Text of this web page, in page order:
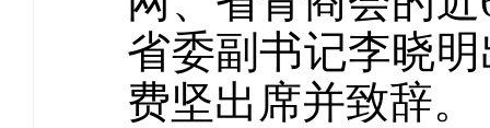
省委副书记李晓
费坚出席并致辞。